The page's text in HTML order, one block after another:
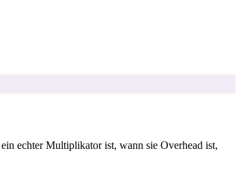
echter Multiplikator ist, wann sie Overhead ist,